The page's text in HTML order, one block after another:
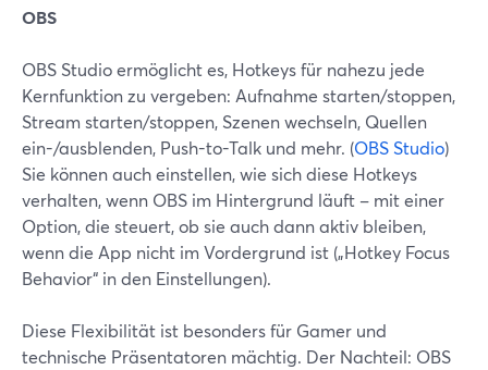
OBS
OBS Studio ermöglicht es, Hotkeys für nahezu jede
Kernfunktion zu vergeben: Aufnahme starten/stoppen,
Stream starten/stoppen, Szenen wechseln, Quellen
ein-/ausblenden, Push-to-Talk und mehr. (OBS Studio)
Sie können auch einstellen, wie sich diese Hotkeys
verhalten, wenn OBS im Hintergrund läuft – mit einer
Option, die steuert, ob sie auch dann aktiv bleiben,
wenn die App nicht im Vordergrund ist („Hotkey Focus
Behavior“ in den Einstellungen).
Diese Flexibilität ist besonders für Gamer und
technische Präsentatoren mächtig. Der Nachteil: OBS